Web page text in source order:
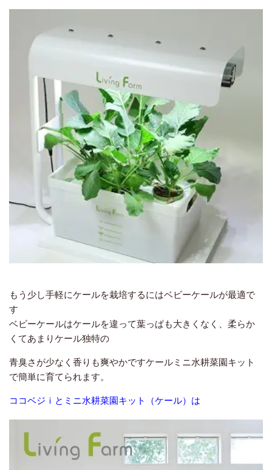
もう少し手軽にケールを栽培するにはベビーケールが最適で
す
ベビーケールはケールを違って葉っぱも大きくなく、柔らか
くてあまりケール独特の
青臭さが少なく香りも爽やかですケールミニ水耕菜園キット
で簡単に育てられます。
ココベジｉとミニ水耕菜園キット（ケール）は